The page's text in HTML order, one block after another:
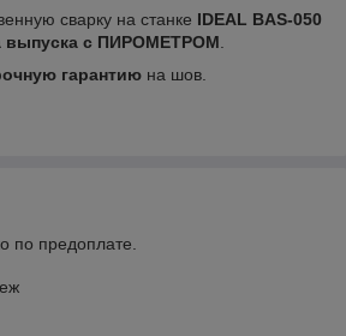
сварку на станке IDEAL BAS-050
выпуска с ПИРОМЕТРОМ
гарантию на шов.
по предоплате.